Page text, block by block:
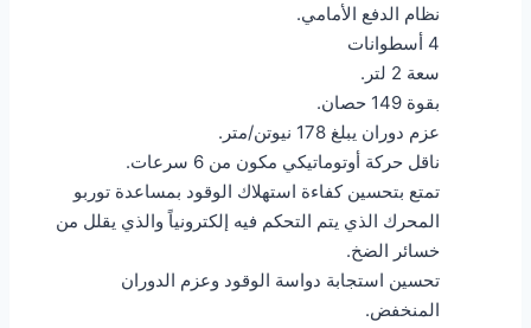
نظام الدفع الأمامي.
4 أسطوانات
سعة 2 لتر.
بقوة 149 حصان.
عزم دوران يبلغ 178 نيوتن/متر.
ناقل حركة أوتوماتيكي مكون من 6 سرعات.
تمتع بتحسين كفاءة استهلاك الوقود بمساعدة توربو
المحرك الذي يتم التحكم فيه إلكترونياً والذي يقلل من
خسائر الضخ.
تحسين استجابة دواسة الوقود وعزم الدوران
المنخفض.